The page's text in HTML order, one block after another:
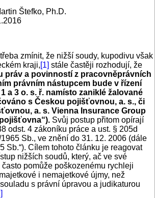
Štefko, Ph.D.
zmínit, že nižší soudy, kupodivu však
kraji,[1] stále častěji rozhodují, že
práv a povinností z pracovněprávních
právním nástupcem bude v řízení
a 3 o. s. ř. namísto zaniklé žalované
s Českou pojišťovnou, a. s., či
a. s. Vienna Insurance Group
Svůj postup přitom opírají
odst. 4 zákoníku práce a ust. § 205d
Sb., ve znění do 31. 12. 2006 (dále
Sb.“). Cílem tohoto článku je reagovat
nižších soudů, který, ač ve své
pomůže poškozenému rychleji
i nemajetkové újmy, než
s právní úpravou a judikaturou